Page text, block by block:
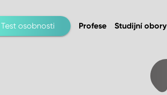
Test osobnosti Profese Studijní obory